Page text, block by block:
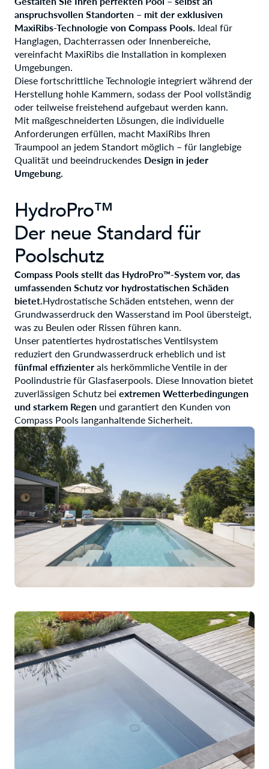
anspruchsvollen Standorten – mit der exklusiven
MaxiRibs-Technologie von Compass Pools. Ideal für
Hanglagen, Dachterrassen oder Innenbereiche,
vereinfacht MaxiRibs die Installation in komplexen
Umgebungen.
Diese fortschrittliche Technologie integriert während der
Herstellung hohle Kammern, sodass der Pool vollständig
oder teilweise freistehend aufgebaut werden kann.
Mit maßgeschneiderten Lösungen, die individuelle
Anforderungen erfüllen, macht MaxiRibs Ihren
Traumpool an jedem Standort möglich – für langlebige
Qualität und beeindruckendes Design in jeder
Umgebung.
HydroPro™
Der neue Standard für
Poolschutz
Compass Pools stellt das HydroPro™-System vor, das
umfassenden Schutz vor hydrostatischen Schäden
bietet.Hydrostatische Schäden entstehen, wenn der
Grundwasserdruck den Wasserstand im Pool übersteigt,
was zu Beulen oder Rissen führen kann.
Unser patentiertes hydrostatisches Ventilsystem
reduziert den Grundwasserdruck erheblich und ist
fünfmal effizienter als herkömmliche Ventile in der
Poolindustrie für Glasfaserpools. Diese Innovation bietet
zuverlässigen Schutz bei extremen Wetterbedingungen
und starkem Regen und garantiert den Kunden von
Compass Pools langanhaltende Sicherheit.